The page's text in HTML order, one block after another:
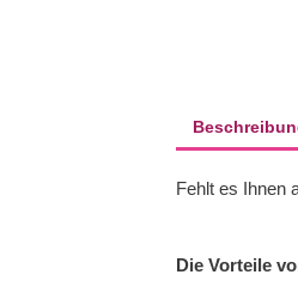
Fehlt es Ihnen
Die Vorteile